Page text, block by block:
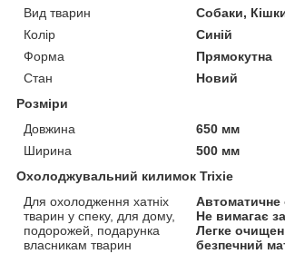
Вид тварин
Собаки,
Колір
Синій
Форма
Прямокутна
Стан
Новий
Розміри
Довжина
650 мм
Ширина
500 мм
Охолоджувальний килимок Trixie
Для охолодження хатніх
тварин у спеку, для дому,
подорожей, подарунка
власникам тварин
Не вимагає
Легке
безпечний